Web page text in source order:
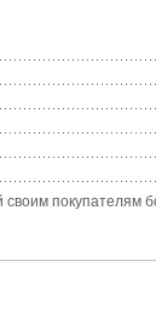
покупателям